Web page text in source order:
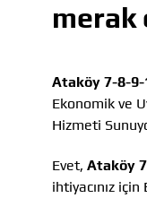
merak
Ataköy 7-8-9-
Ekonomik ve
Hizmeti
Evet, Ataköy
ihtiyacınız